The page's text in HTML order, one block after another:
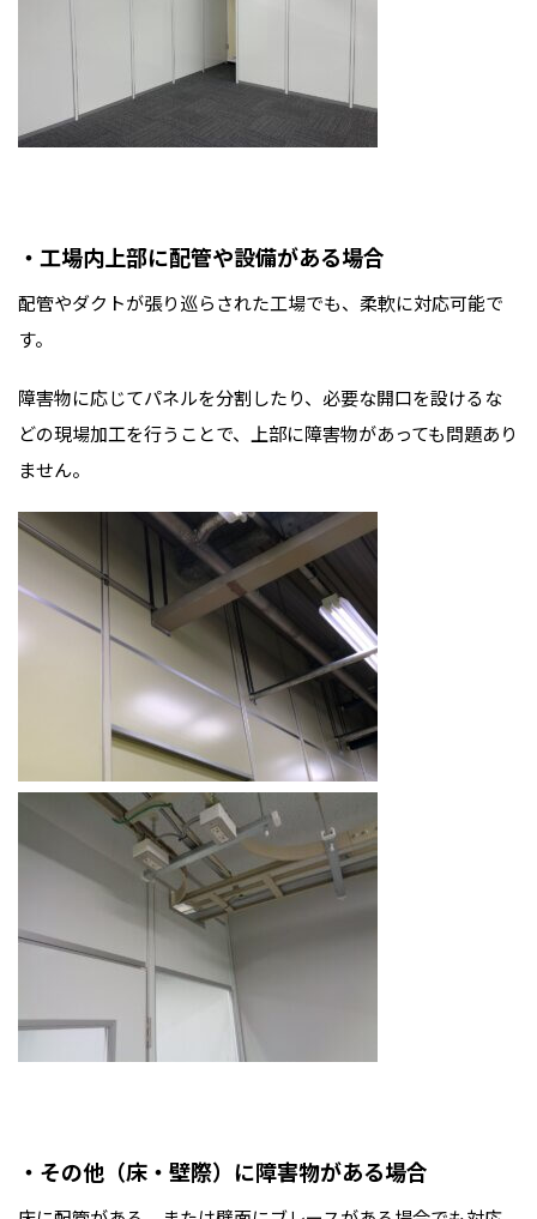
・工場内上部に配管や設備がある場合
配管やダクトが張り巡らされた工場でも、柔軟に対応可能で
す。
障害物に応じてパネルを分割したり、必要な開口を設けるな
どの現場加工を行うことで、上部に障害物があっても問題あり
ません。
・その他（床・壁際）に障害物がある場合